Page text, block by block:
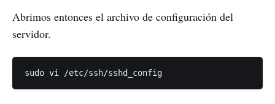
Abrimos entonces el archivo de configuración del
servidor.